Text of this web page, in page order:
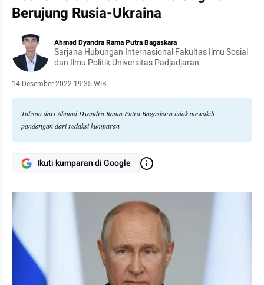
Berujung Rusia-Ukraina
Ahmad Dyandra Rama Putra Bagaskara
Sarjana Hubungan Internasional Fakultas Ilmu Sosial
dan Ilmu Politik Universitas Padjadjaran
14 Desember 2022 19:35 WIB
Tulisan dari Ahmad Dyandra Rama Putra Bagaskara tidak mewakili
pandangan dari redaksi kumparan
Ikuti kumparan di Google